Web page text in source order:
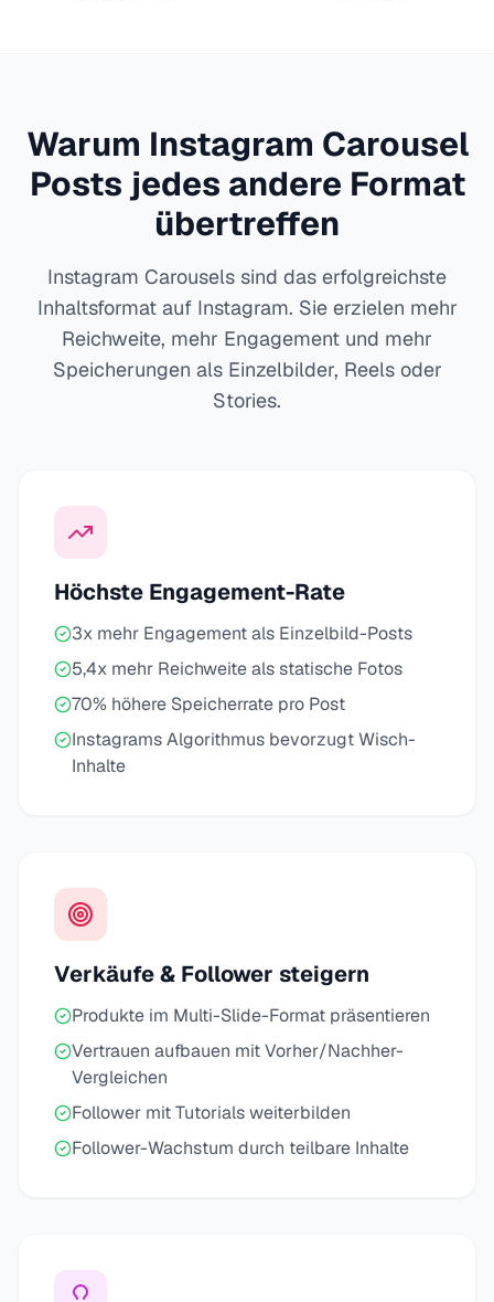
Warum Instagram Carousel
Posts jedes andere Format
übertreffen
Instagram Carousels sind das erfolgreichste
Inhaltsformat auf Instagram. Sie erzielen mehr
Reichweite, mehr Engagement und mehr
Speicherungen als Einzelbilder, Reels oder
Stories.
Höchste Engagement-Rate
3x mehr Engagement als Einzelbild-Posts
5,4x mehr Reichweite als statische Fotos
70% höhere Speicherrate pro Post
Instagrams Algorithmus bevorzugt Wisch-
Inhalte
Verkäufe & Follower steigern
Produkte im Multi-Slide-Format präsentieren
Vertrauen aufbauen mit Vorher/Nachher-
Vergleichen
Follower mit Tutorials weiterbilden
Follower-Wachstum durch teilbare Inhalte